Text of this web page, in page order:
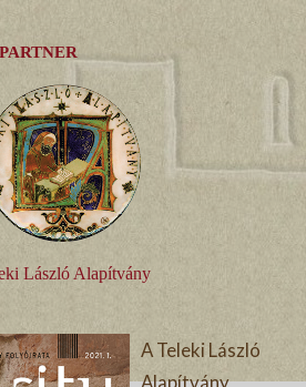
László Alapítvány
A Teleki László
Alapítvány